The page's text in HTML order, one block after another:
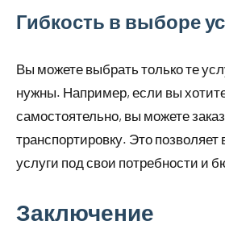
Гибкость в выборе
Вы можете выбрать только те
нужны. Например, если вы
самостоятельно, вы можете
транспортировку. Это
услуги под свои потребности и
Заключение